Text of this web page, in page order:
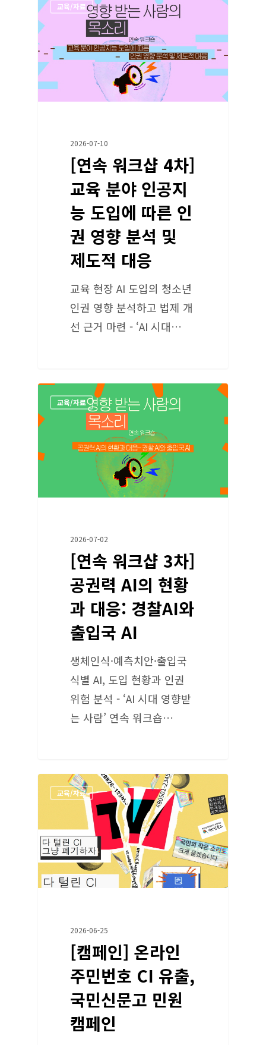
교육/자료
2026-07-10
[연속 워크샵 4차]
교육 분야 인공지
능 도입에 따른 인
권 영향 분석 및
제도적 대응
교육 현장 AI 도입의 청소년
인권 영향 분석하고 법제 개
선 근거 마련 - ‘AI 시대…
교육/자료
2026-07-02
[연속 워크샵 3차]
공권력 AI의 현황
과 대응: 경찰AI와
출입국 AI
생체인식·예측치안·출입국
식별 AI, 도입 현황과 인권
위험 분석 - ‘AI 시대 영향받
는 사람’ 연속 워크숍…
교육/자료
2026-06-25
[캠페인] 온라인
주민번호 CI 유출,
국민신문고 민원
캠페인